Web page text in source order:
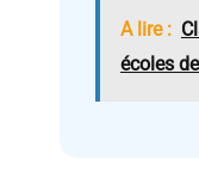
A lire :
écoles